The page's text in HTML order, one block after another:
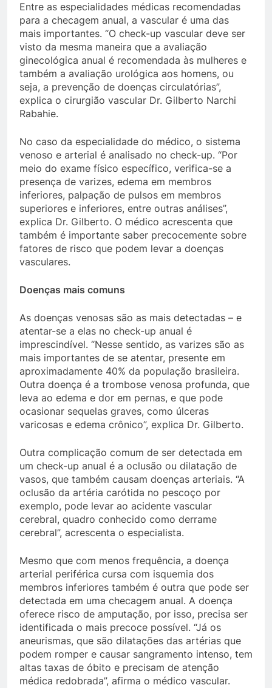
Entre as especialidades médicas recomendadas
para a checagem anual, a vascular é uma das
mais importantes. “O check-up vascular deve ser
visto da mesma maneira que a avaliação
ginecológica anual é recomendada às mulheres e
também a avaliação urológica aos homens, ou
seja, a prevenção de doenças circulatórias”,
explica o cirurgião vascular Dr. Gilberto Narchi
Rabahie.
No caso da especialidade do médico, o sistema
venoso e arterial é analisado no check-up. “Por
meio do exame físico específico, verifica-se a
presença de varizes, edema em membros
inferiores, palpação de pulsos em membros
superiores e inferiores, entre outras análises”,
explica Dr. Gilberto. O médico acrescenta que
também é importante saber precocemente sobre
fatores de risco que podem levar a doenças
vasculares.
Doenças mais comuns
As doenças venosas são as mais detectadas – e
atentar-se a elas no check-up anual é
imprescindível. “Nesse sentido, as varizes são as
mais importantes de se atentar, presente em
aproximadamente 40% da população brasileira.
Outra doença é a trombose venosa profunda, que
leva ao edema e dor em pernas, e que pode
ocasionar sequelas graves, como úlceras
varicosas e edema crônico”, explica Dr. Gilberto.
Outra complicação comum de ser detectada em
um check-up anual é a oclusão ou dilatação de
vasos, que também causam doenças arteriais. “A
oclusão da artéria carótida no pescoço por
exemplo, pode levar ao acidente vascular
cerebral, quadro conhecido como derrame
cerebral”, acrescenta o especialista.
Mesmo que com menos frequência, a doença
arterial periférica cursa com isquemia dos
membros inferiores também é outra que pode ser
detectada em uma checagem anual. A doença
oferece risco de amputação, por isso, precisa ser
identificada o mais precoce possível. “Já os
aneurismas, que são dilatações das artérias que
podem romper e causar sangramento intenso, tem
altas taxas de óbito e precisam de atenção
médica redobrada”, afirma o médico vascular.